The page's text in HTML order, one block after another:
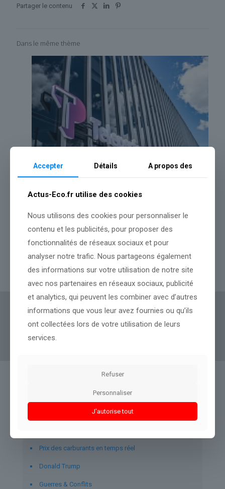
Partager le contenu
Dans le même thème
CAC 40… L’ex-Teleperformance TP plonge encore de 11,5% en
Bourse, plombé par les commentaires de son rival Concentrix
Lire l’article
Actus Ecooffre un accès clair et fiable à des
informations politiques, géopolitiques et
boursières, décryptées pour tous.
À propos d’Actus-Eco.fr
Prix des carburants en temps réel
Donald Trump
Guerres & Conflits
Accepter Détails A propos des
Actus-Eco.fr utilise des cookies
Nous utilisons des cookies pour personnaliser le
contenu et les publicités, pour proposer des
fonctionnalités de réseaux sociaux et pour
analyser notre trafic. Nous partageons également
des informations sur votre utilisation de notre site
avec nos partenaires en réseaux sociaux, publicité
et analytics, qui peuvent les combiner avec d’autres
informations que vous leur avez fournies ou qu’ils
ont collectées lors de votre utilisation de leurs
services.
Refuser
Personnaliser
J'autorise tout